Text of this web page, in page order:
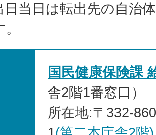
日当日は転出先の自治
国民健康保険課
舎2階1番窓口）
所在地:〒332-